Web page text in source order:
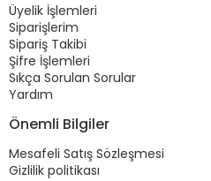
Üyelik İşlemleri
Siparişlerim
Sipariş Takibi
Şifre İşlemleri
Sıkça Sorulan Sorular
Yardım
Önemli Bilgiler
Mesafeli Satış Sözleşmesi
Gizlilik politikası